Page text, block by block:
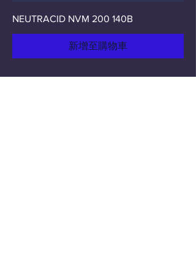
NEUTRACID NVM 200 140B
新增至購物車